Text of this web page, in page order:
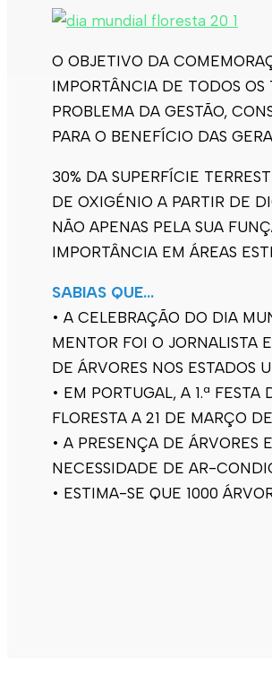
O OBJETIVO DA
IMPORTÂNCIA DE TODOS OS
PROBLEMA DA GESTÃO,
PARA O BENEFÍCIO DAS
30% DA SUPERFÍCIE
DE OXIGÉNIO A PARTIR DE
NÃO APENAS PELA SUA
IMPORTÂNCIA EM ÁREAS
SABIAS QUE…
• A CELEBRAÇÃO DO DIA
MENTOR FOI O JORNALISTA
DE ÁRVORES NOS ESTADOS
• EM PORTUGAL, A 1.ª
FLORESTA A 21 DE MARÇO
• A PRESENÇA DE ÁRVORES
NECESSIDADE DE AR-
• ESTIMA-SE QUE 1000